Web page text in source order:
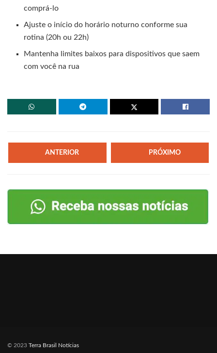
comprá-lo
Ajuste o início do horário noturno conforme sua
rotina (20h ou 22h)
Mantenha limites baixos para dispositivos que saem
com você na rua
ANTERIOR PRÓXIMO
© 2023 Terra Brasil Notícias